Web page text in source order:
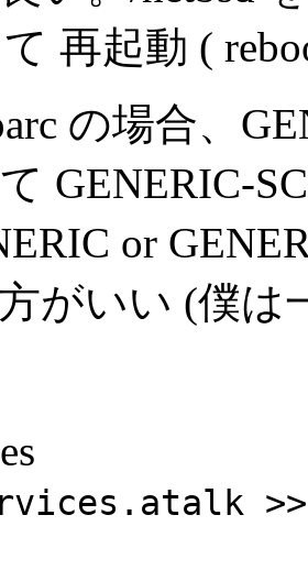
て 再起動 (
の場合、
GENERIC-
or
がいい (僕は